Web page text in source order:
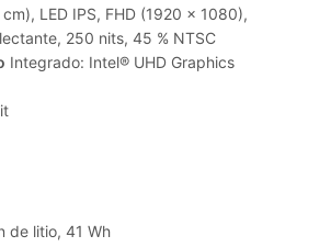
LED IPS, FHD (1920 x 1080),
250 nits, 45 % NTSC
Integrado: Intel® UHD Graphics
de litio, 41 Wh